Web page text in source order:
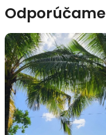
Odporúčame